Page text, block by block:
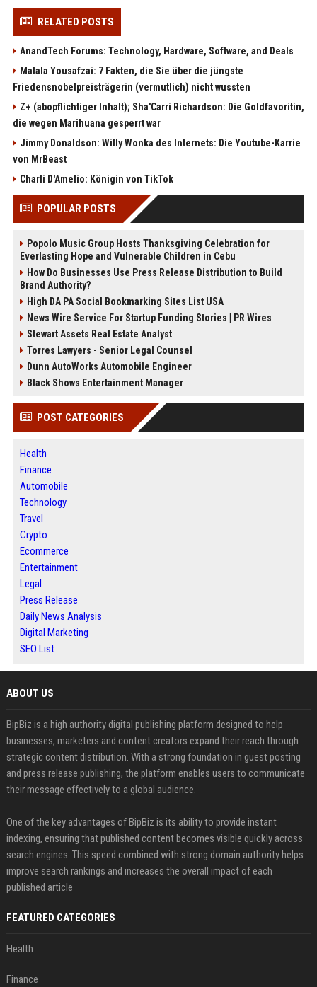
RELATED POSTS
AnandTech Forums: Technology, Hardware, Software, and Deals
Malala Yousafzai: 7 Fakten, die Sie über die jüngste
Friedensnobelpreisträgerin (vermutlich) nicht wussten
Z+ (abopflichtiger Inhalt); Sha'Carri Richardson: Die Goldfavoritin,
die wegen Marihuana gesperrt war
Jimmy Donaldson: Willy Wonka des Internets: Die Youtube-Karrie
von MrBeast
Charli D'Amelio: Königin von TikTok
POPULAR POSTS
Popolo Music Group Hosts Thanksgiving Celebration for
Everlasting Hope and Vulnerable Children in Cebu
How Do Businesses Use Press Release Distribution to Build
Brand Authority?
High DA PA Social Bookmarking Sites List USA
News Wire Service For Startup Funding Stories | PR Wires
Stewart Assets Real Estate Analyst
Torres Lawyers - Senior Legal Counsel
Dunn AutoWorks Automobile Engineer
Black Shows Entertainment Manager
POST CATEGORIES
Health
Finance
Automobile
Technology
Travel
Crypto
Ecommerce
Entertainment
Legal
Press Release
Daily News Analysis
Digital Marketing
SEO List
ABOUT US
BipBiz is a high authority digital publishing platform designed to help
businesses, marketers and content creators expand their reach through
strategic content distribution. With a strong foundation in guest posting
and press release publishing, the platform enables users to communicate
their message effectively to a global audience.
One of the key advantages of BipBiz is its ability to provide instant
indexing, ensuring that published content becomes visible quickly across
search engines. This speed combined with strong domain authority helps
improve search rankings and increases the overall impact of each
published article
FEATURED CATEGORIES
Health
Finance